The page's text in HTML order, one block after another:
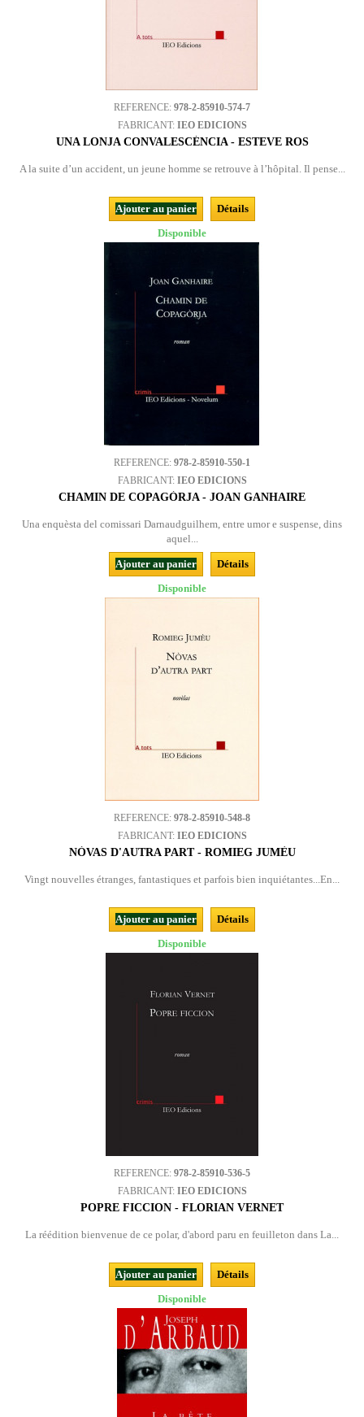
REFERENCE: 978-2-85910-574-7
FABRICANT: IEO EDICIONS
UNA LONJA CONVALESCÉNCIA - ESTEVE ROS
A la suite d’un accident, un jeune homme se retrouve à l’hôpital. Il pense...
Ajouter au panier
Détails
Disponible
REFERENCE: 978-2-85910-550-1
FABRICANT: IEO EDICIONS
CHAMIN DE COPAGÒRJA - JOAN GANHAIRE
Una enquèsta del comissari Darnaudguilhem, entre umor e suspense, dins
aquel...
Ajouter au panier
Détails
Disponible
REFERENCE: 978-2-85910-548-8
FABRICANT: IEO EDICIONS
NÒVAS D'AUTRA PART - ROMIEG JUMÈU
Vingt nouvelles étranges, fantastiques et parfois bien inquiétantes...En...
Ajouter au panier
Détails
Disponible
REFERENCE: 978-2-85910-536-5
FABRICANT: IEO EDICIONS
POPRE FICCION - FLORIAN VERNET
La réédition bienvenue de ce polar, d'abord paru en feuilleton dans La...
Ajouter au panier
Détails
Disponible